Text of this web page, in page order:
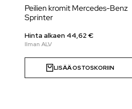
Peilien kromit Mercedes-Benz
Sprinter
Hinta alkaen 44,62€
LISÄÄ OSTOSKORIIN